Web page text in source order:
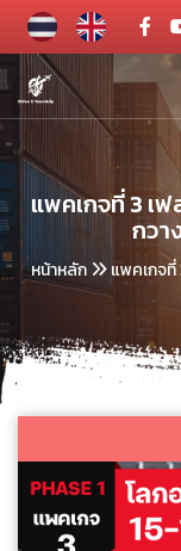
แพคเกจที่ 3 เฟ
กวา
หน้าหลัก แพคเกจที่